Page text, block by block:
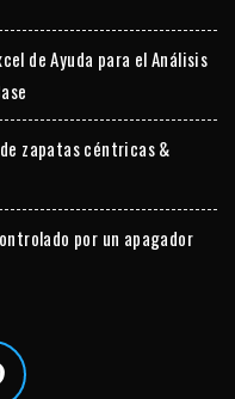
de Ayuda para el Análisis
zapatas céntricas &
por un apagador